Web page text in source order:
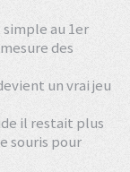
au 1er
des
un vrai jeu
il restait plus
souris pour